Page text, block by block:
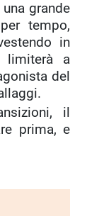
grande
tempo,
in
limiterà a
del
il
prima, e